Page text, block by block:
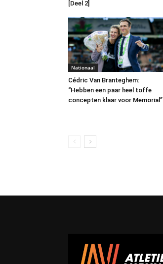
[Deel 2]
Nationaal
Cédric Van Branteghem:
“Hebben een paar heel toffe
concepten klaar voor Memorial”